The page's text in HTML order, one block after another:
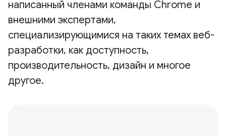
написанный членами команды Chrome и
внешними экспертами,
специализирующимися на таких темах веб-
разработки, как доступность,
производительность, дизайн и многое
другое.